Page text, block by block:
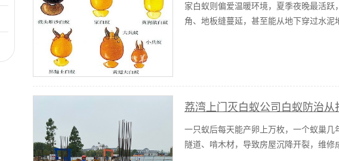
家白蚁则偏爱温暖环境，夏季夜晚最活跃
角、地板缝蔓延，甚至能从地下穿过水泥
荔湾上门灭白蚁公司白蚁防治从
一只蚁后每天能产卵上万枚，一个蚁巢
隧道、啃木材，导致房屋沉降开裂，维修